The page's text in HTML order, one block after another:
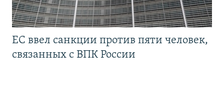
ЕС ввел санкции против пяти человек,
связанных с ВПК России